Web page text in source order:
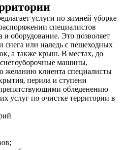
услуги по зимней уборке
специалистов
и оборудование. Это позволяет
снега или наледь с пешеходных
а также крыш. В местах, до
снегоуборочные машины,
желанию клиента специалисты
перила и ступени
обледенению
услуг по очистке территории в